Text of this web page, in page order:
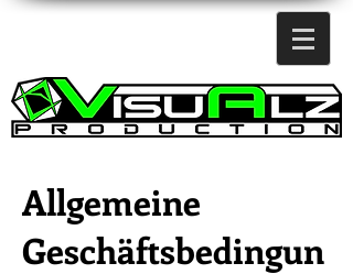
Allgemeine
Geschäftsbedingun